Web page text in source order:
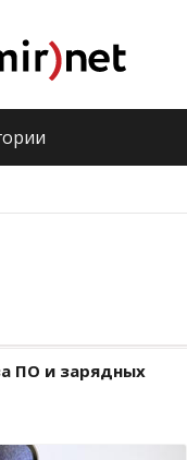
ПО и зарядных